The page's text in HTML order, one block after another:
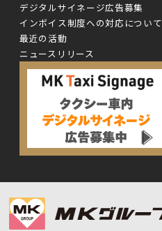
デジタルサイネージ広告募集
インボイス制度への対応について
最近の活動
ニュースリリース